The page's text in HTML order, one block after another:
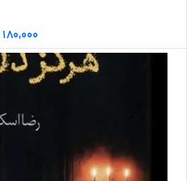
۱۸۰,۰۰۰